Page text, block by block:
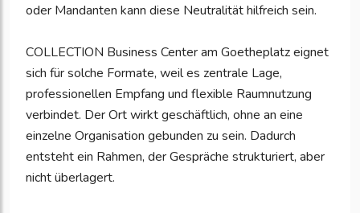
oder Mandanten kann diese Neutralität hilfreich sein.
COLLECTION Business Center am Goetheplatz eignet
sich für solche Formate, weil es zentrale Lage,
professionellen Empfang und flexible Raumnutzung
verbindet. Der Ort wirkt geschäftlich, ohne an eine
einzelne Organisation gebunden zu sein. Dadurch
entsteht ein Rahmen, der Gespräche strukturiert, aber
nicht überlagert.